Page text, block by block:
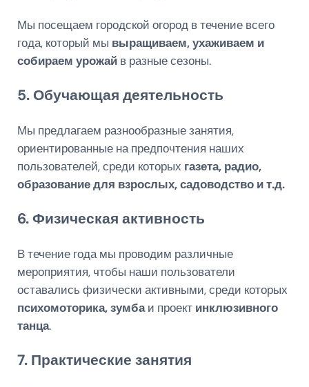
Мы посещаем городской огород в течение всего
года, который мы выращиваем, ухаживаем и
собираем урожайв разные сезоны.
5. Обучающая деятельность
Мы предлагаем разнообразные занятия,
ориентированные на предпочтения наших
пользователей, среди которых газета, радио,
образование для взрослых, садоводство и т.д.
6. Физическая активность
В течение года мы проводим различные
мероприятия, чтобы наши пользователи
оставались физически активными, среди которых
психомоторика, зумбаи проект инклюзивного
танца.
7. Практические занятия